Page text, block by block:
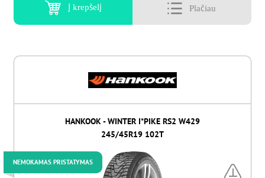
Į krepšelį
HANKOOK - WINTER I*PIKE RS2 W429
245/45R19 102T
NEMOKAMAS PRISTATYMAS